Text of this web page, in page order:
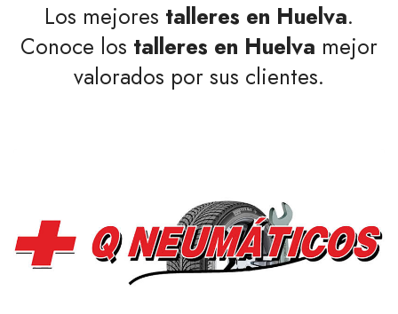
Los mejores talleres en Huelva.
Conoce los talleres en Huelva mejor
valorados por sus clientes.